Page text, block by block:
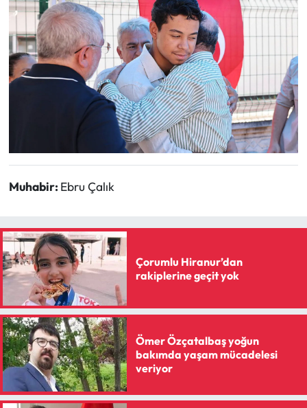
Muhabir: Ebru Çalık
Çorumlu Hiranur’dan
rakiplerine geçit yok
Ömer Özçatalbaş yoğun
bakımda yaşam mücadelesi
veriyor